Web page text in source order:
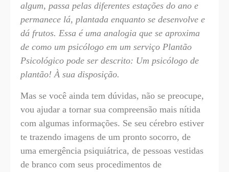
algum, passa pelas diferentes estações do ano e
permanece lá, plantada enquanto se desenvolve e
dá frutos. Essa é uma analogia que se aproxima
de como um psicólogo em um serviço Plantão
Psicológico pode ser descrito: Um psicólogo de
plantão! À sua disposição.
Mas se você ainda tem dúvidas, não se preocupe,
vou ajudar a tornar sua compreensão mais nítida
com algumas informações. Se seu cérebro estiver
te trazendo imagens de um pronto socorro, de
uma emergência psiquiátrica, de pessoas vestidas
de branco com seus procedimentos de